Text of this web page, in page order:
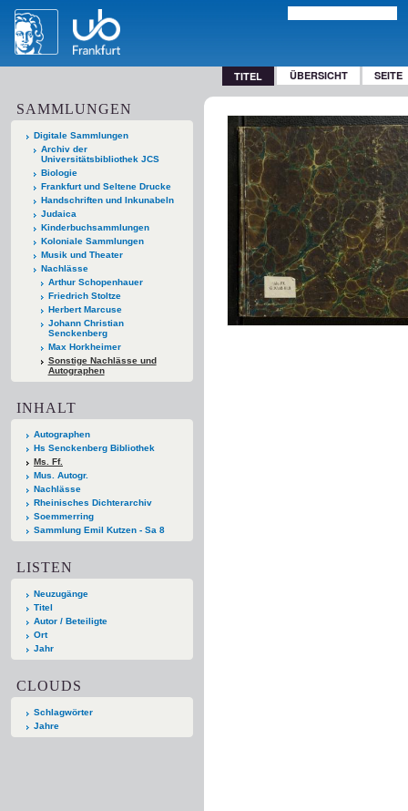
TITEL ÜBERSICHT SEITE
SAMMLUNGEN
Digitale Sammlungen
Archiv der
Universitätsbibliothek JCS
Biologie
Frankfurt und Seltene Drucke
Handschriften und Inkunabeln
Judaica
Kinderbuchsammlungen
Koloniale Sammlungen
Musik und Theater
Nachlässe
Arthur Schopenhauer
Friedrich Stoltze
Herbert Marcuse
Johann Christian
Senckenberg
Max Horkheimer
Sonstige Nachlässe und
Autographen
INHALT
Autographen
Hs Senckenberg Bibliothek
Ms. Ff.
Mus. Autogr.
Nachlässe
Rheinisches Dichterarchiv
Soemmerring
Sammlung Emil Kutzen - Sa 8
LISTEN
Neuzugänge
Titel
Autor / Beteiligte
Ort
Jahr
CLOUDS
Schlagwörter
Jahre